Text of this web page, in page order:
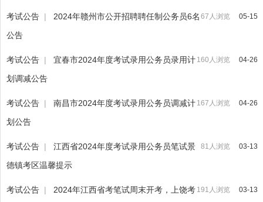
05-15
67人浏览
考试公告 |
2024年赣州市公开招聘聘任制公务员6名
公告
04-26
160人浏览
考试公告 |
宜春市2024年度考试录用公务员录用计
划调减公告
04-26
167人浏览
考试公告 |
南昌市2024年度考试录用公务员调减计
划公告
03-13
81人浏览
考试公告 |
江西省2024年度考试录用公务员笔试景
德镇考区温馨提示
03-13
191人浏览
考试公告 | 2024年江西省考笔试周末开考，上饶考